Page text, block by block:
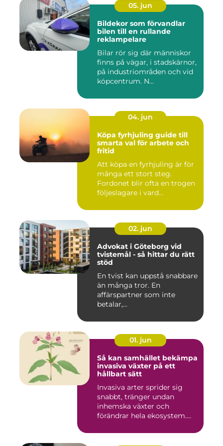
05. jun
Bildekor som förvandlar
bilen till en rullande
reklampelare
Bilar rör sig där människor
finns på vägar, i stadskärnor,
på industriområden och vid
köpcentrum. N...
04. jun
Köpa fyrhjuling guide till
smarta val för arbete och
fritid
Att köpa en fyrhjuling är för
många ett stort steg.
Fordonet blir ofta en trogen
följeslagare i vard...
02. jun
Advokat i Göteborg vid
tvistemål - så hittar du rätt
stöd
En tvist kan uppstå snabbare
än många tror. En
affärspartner som inte
betalar,...
01. jun
Så kan samhället bekämpa
invasiva växter på ett
hållbart sätt
Invasiva arter sprider sig
snabbt, tränger undan
inhemska växter och
förändrar hela ekosystem.